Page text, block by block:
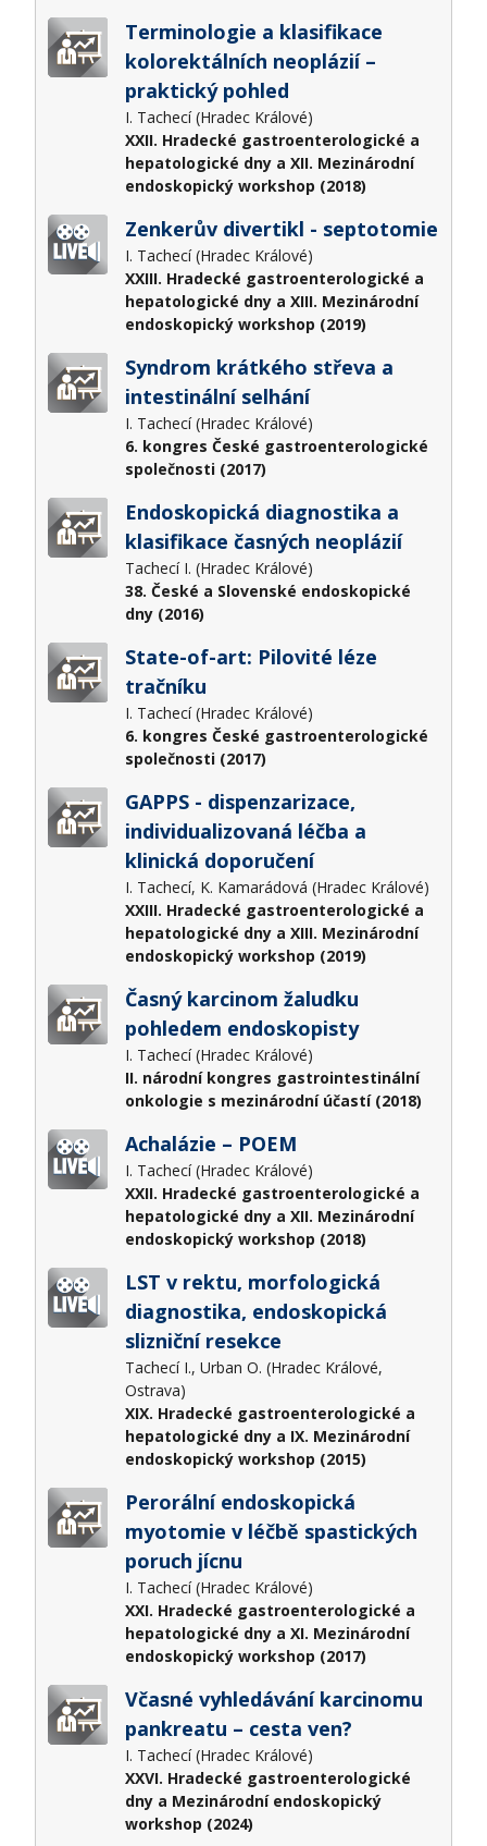
Terminologie a klasifikace
kolorektálních neoplázií –
praktický pohled
I. Tachecí (Hradec Králové)
XXII. Hradecké gastroenterologické a
hepatologické dny a XII. Mezinárodní
endoskopický workshop (2018)
Zenkerův divertikl - septotomie
I. Tachecí (Hradec Králové)
XXIII. Hradecké gastroenterologické a
hepatologické dny a XIII. Mezinárodní
endoskopický workshop (2019)
Syndrom krátkého střeva a
intestinální selhání
I. Tachecí (Hradec Králové)
6. kongres České gastroenterologické
společnosti (2017)
Endoskopická diagnostika a
klasifikace časných neoplázií
Tachecí I. (Hradec Králové)
38. České a Slovenské endoskopické
dny (2016)
State-of-art: Pilovité léze
tračníku
I. Tachecí (Hradec Králové)
6. kongres České gastroenterologické
společnosti (2017)
GAPPS - dispenzarizace,
individualizovaná léčba a
klinická doporučení
I. Tachecí, K. Kamarádová (Hradec Králové)
XXIII. Hradecké gastroenterologické a
hepatologické dny a XIII. Mezinárodní
endoskopický workshop (2019)
Časný karcinom žaludku
pohledem endoskopisty
I. Tachecí (Hradec Králové)
II. národní kongres gastrointestinální
onkologie s mezinárodní účastí (2018)
Achalázie – POEM
I. Tachecí (Hradec Králové)
XXII. Hradecké gastroenterologické a
hepatologické dny a XII. Mezinárodní
endoskopický workshop (2018)
LST v rektu, morfologická
diagnostika, endoskopická
slizniční resekce
Tachecí I., Urban O. (Hradec Králové,
Ostrava)
XIX. Hradecké gastroenterologické a
hepatologické dny a IX. Mezinárodní
endoskopický workshop (2015)
Perorální endoskopická
myotomie v léčbě spastických
poruch jícnu
I. Tachecí (Hradec Králové)
XXI. Hradecké gastroenterologické a
hepatologické dny a XI. Mezinárodní
endoskopický workshop (2017)
Včasné vyhledávání karcinomu
pankreatu – cesta ven?
I. Tachecí (Hradec Králové)
XXVI. Hradecké gastroenterologické
dny a Mezinárodní endoskopický
workshop (2024)